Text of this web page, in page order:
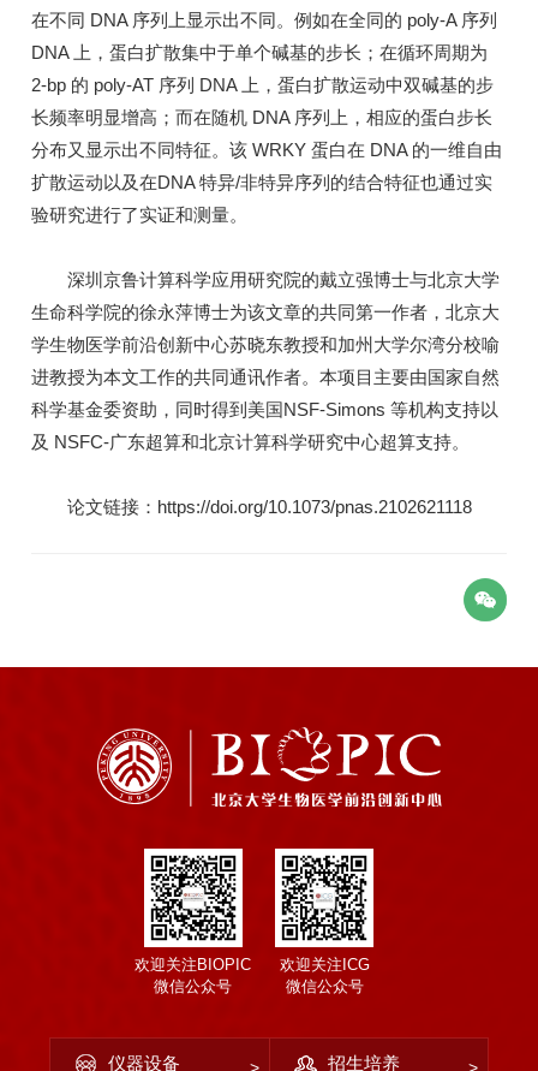
在不同 DNA 序列上显示出不同。例如在全同的 poly-A 序列
DNA 上，蛋白扩散集中于单个碱基的步长；在循环周期为
2-bp 的 poly-AT 序列 DNA 上，蛋白扩散运动中双碱基的步
长频率明显增高；而在随机 DNA 序列上，相应的蛋白步长
分布又显示出不同特征。该 WRKY 蛋白在 DNA 的一维自由
扩散运动以及在DNA 特异/非特异序列的结合特征也通过实
验研究进行了实证和测量。
深圳京鲁计算科学应用研究院的戴立强博士与北京大学
生命科学院的徐永萍博士为该文章的共同第一作者，北京大
学生物医学前沿创新中心苏晓东教授和加州大学尔湾分校喻
进教授为本文工作的共同通讯作者。本项目主要由国家自然
科学基金委资助，同时得到美国NSF-Simons 等机构支持以
及 NSFC-广东超算和北京计算科学研究中心超算支持。
论文链接：https://doi.org/10.1073/pnas.2102621118
欢迎关注BIOPIC
微信公众号
欢迎关注ICG
微信公众号
仪器设备 招生培养